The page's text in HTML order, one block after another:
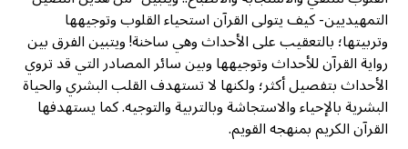
التمهيديين- كيف يتولى القرآن استحياء القلوب وتوجيهها
وتربيتها؛ بالتعقيب على الأحداث وهي ساخنة! ويتبين الفرق بين
رواية القرآن للأحداث وتوجيهها وبين سائر المصادر التي قد تروي
الأحداث بتفصيل أكثر؛ ولكنها لا تستهدف القلب البشري والحياة
البشرية بالإحياء والاستجاشة وبالتربية والتوجيه. كما يستهدفها
القرآن الكريم بمنهجه القويم.